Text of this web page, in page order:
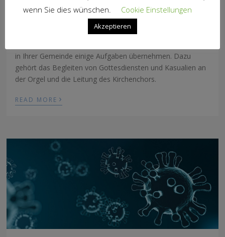
Wir, Stefanie Hruschka-Kumpf und Markus Kumpf arbeiten
seit September 2019 als Kantoren in Heilsbronn und im
in Ihrer Gemeinde einige Aufgaben übernehmen. Dazu
gehört das Begleiten von Gottesdiensten und Kasualien an
der Orgel und die Leitung des Kirchenchors.
READ MORE ›
wenn Sie dies wünschen.
Cookie Einstellungen
Akzeptieren